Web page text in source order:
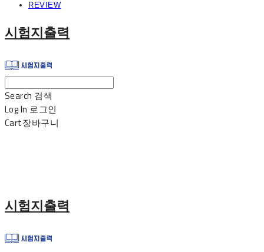
REVIEW
시험지출력
Search 검색
Log In 로그인
Cart장바구니
시험지출력